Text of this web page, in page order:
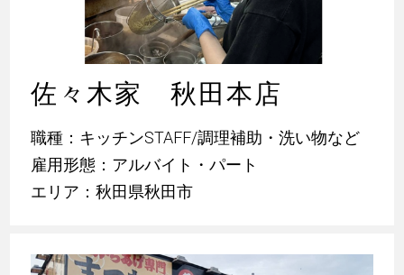
佐々木家 秋田本店
職種：キッチンSTAFF/調理補助・洗い物など
雇用形態：アルバイト・パート
エリア：秋田県秋田市